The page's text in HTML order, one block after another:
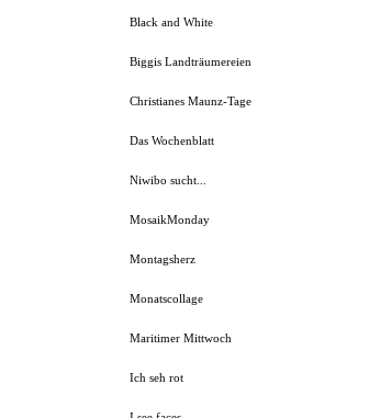
Black and White
Biggis Landträumereien
Christianes Maunz-Tage
Das Wochenblatt
Niwibo sucht...
MosaikMonday
Montagsherz
Monatscollage
Maritimer Mittwoch
Ich seh rot